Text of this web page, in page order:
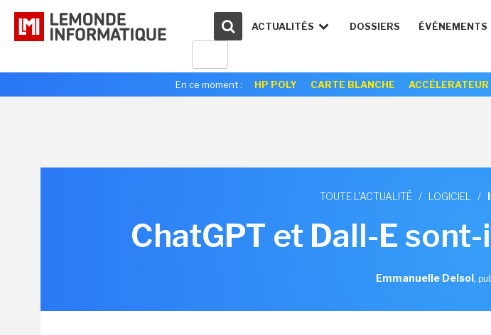
ACTUALITÉS DOSSIERS ÉVÉNEMENTS
En ce moment : HP POLY CARTE BLANCHE ACCÉLERATEUR
TOUTE L'ACTUALITÉ / LOGICIEL /
ChatGPT et Dall-E
Emmanuelle Delsol,